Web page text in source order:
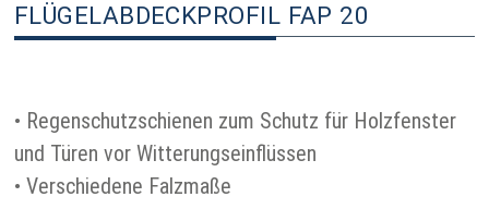
FLÜGELABDECKPROFIL FAP 20
• Regenschutzschienen zum Schutz für Holzfenster
und Türen vor Witterungseinflüssen
• Verschiedene Falzmaße